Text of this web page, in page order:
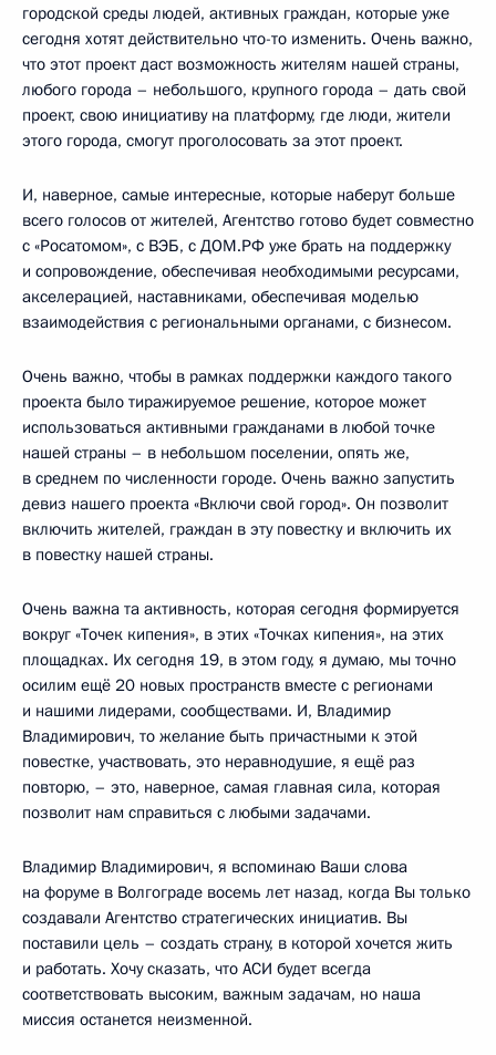
городской среды людей, активных граждан, которые уже
сегодня хотят действительно что-то изменить. Очень важно,
что этот проект даст возможность жителям нашей страны,
любого города – небольшого, крупного города – дать свой
проект, свою инициативу на платформу, где люди, жители
этого города, смогут проголосовать за этот проект.
И, наверное, самые интересные, которые наберут больше
всего голосов от жителей, Агентство готово будет совместно
с «Росатомом», с ВЭБ, с ДОМ.РФ уже брать на поддержку
и сопровождение, обеспечивая необходимыми ресурсами,
акселерацией, наставниками, обеспечивая моделью
взаимодействия с региональными органами, с бизнесом.
Очень важно, чтобы в рамках поддержки каждого такого
проекта было тиражируемое решение, которое может
использоваться активными гражданами в любой точке
нашей страны – в небольшом поселении, опять же,
в среднем по численности городе. Очень важно запустить
девиз нашего проекта «Включи свой город». Он позволит
включить жителей, граждан в эту повестку и включить их
в повестку нашей страны.
Очень важна та активность, которая сегодня формируется
вокруг «Точек кипения», в этих «Точках кипения», на этих
площадках. Их сегодня 19, в этом году, я думаю, мы точно
осилим ещё 20 новых пространств вместе с регионами
и нашими лидерами, сообществами. И, Владимир
Владимирович, то желание быть причастными к этой
повестке, участвовать, это неравнодушие, я ещё раз
повторю, – это, наверное, самая главная сила, которая
позволит нам справиться с любыми задачами.
Владимир Владимирович, я вспоминаю Ваши слова
на форуме в Волгограде восемь лет назад, когда Вы только
создавали Агентство стратегических инициатив. Вы
поставили цель – создать страну, в которой хочется жить
и работать. Хочу сказать, что АСИ будет всегда
соответствовать высоким, важным задачам, но наша
миссия останется неизменной.